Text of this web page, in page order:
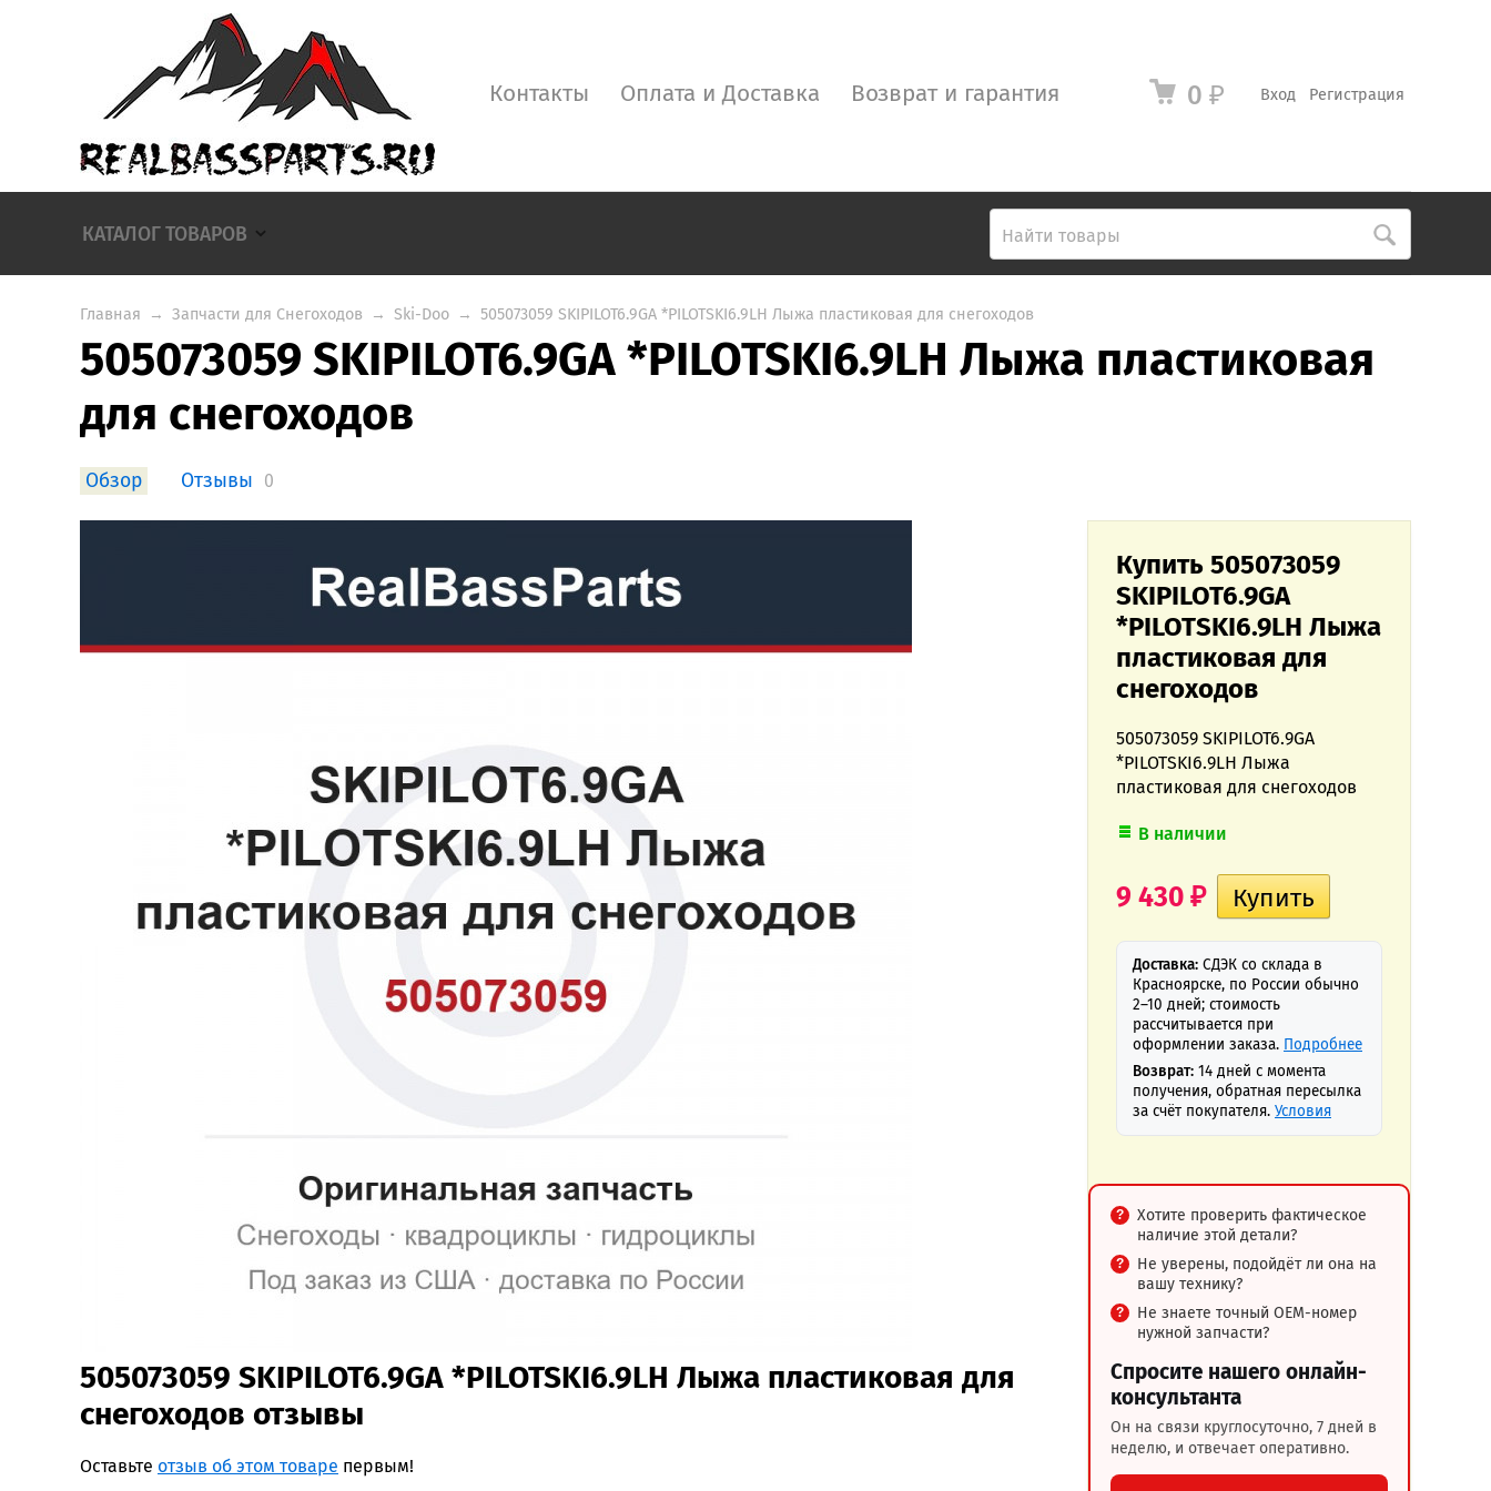
Вход Регистрация
0 ₽
Контакты Оплата и Доставка Возврат и гарантия
КАТАЛОГ ТОВАРОВ
Главная → Запчасти для Снегоходов → Ski-Doo → 505073059 SKIPILOT6.9GA *PILOTSKI6.9LH Лыжа пластиковая для снегоходов
505073059 SKIPILOT6.9GA *PILOTSKI6.9LH Лыжа пластиковая
для снегоходов
Обзор Отзывы 0
Купить 505073059
SKIPILOT6.9GA
*PILOTSKI6.9LH Лыжа
пластиковая для
снегоходов
505073059 SKIPILOT6.9GA
*PILOTSKI6.9LH Лыжа
пластиковая для снегоходов
В наличии
9 430 ₽
Доставка: СДЭК со склада в
Красноярске, по России обычно
2–10 дней; стоимость
рассчитывается при
оформлении заказа. Подробнее
Возврат: 14 дней с момента
получения, обратная пересылка
за счёт покупателя. Условия
Хотите проверить фактическое
наличие этой детали?
Не уверены, подойдёт ли она на
вашу технику?
Не знаете точный OEM-номер
нужной запчасти?
Спросите нашего онлайн-
консультанта
Он на связи круглосуточно, 7 дней в
неделю, и отвечает оперативно.
505073059 SKIPILOT6.9GA *PILOTSKI6.9LH Лыжа пластиковая для
снегоходов отзывы
Оставьте отзыв об этом товаре первым!